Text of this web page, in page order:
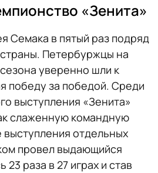
«Зенита»
Семака в пятый раз подряд
Петербуржцы на
уверенно шли к
победу за победой. Среди
выступления «Зенита»
слаженную командную
выступления отдельных
провел выдающийся
раза в 27 играх и став